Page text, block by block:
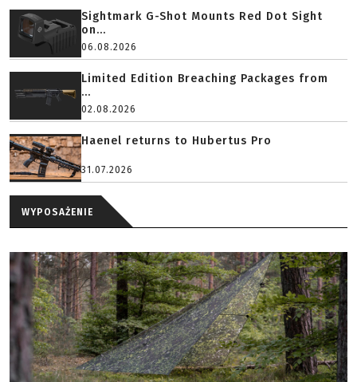
Sightmark G-Shot Mounts Red Dot Sight
on...
06.08.2026
Limited Edition Breaching Packages from
...
02.08.2026
Haenel returns to Hubertus Pro
31.07.2026
WYPOSAŻENIE